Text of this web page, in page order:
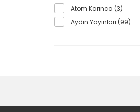
Atom Karınca (3)
Aydın Yayınları (99)
Basamak Yayınları (3)